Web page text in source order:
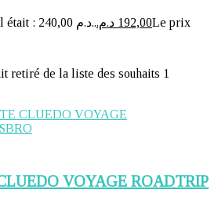
Le prix initial était : 240,00 د.م.. 192,00 د.م.
Le prix
retiré de la liste des souhaits 1
VOYAGE ROADTRIP